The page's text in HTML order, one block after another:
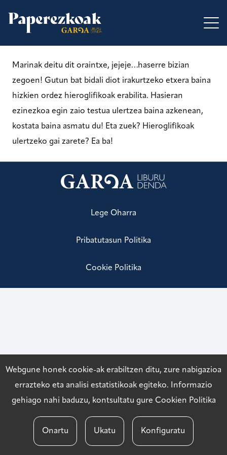
Marinak deitu dit oraintxe, jejeje…haserre bizian
zegoen! Gutun bat bidali diot irakurtzeko etxera baina
hizkien ordez hieroglifikoak erabilita. Hasieran
ezinezkoa egin zaio testua ulertzea baina azkenean,
kostata baina asmatu du! Eta zuek? Hieroglifikoak
ulertzeko gai zarete? Ea ba!
Lege Oharra
Pribatutasun Politika
Cookie Politika
Webgune honek cookie-ak erabiltzen ditu, zure nabigazioa
errazteko eta analisi estatistikoak egiteko. Informazio
gehiago nahi baduzu, kontsultatu gure Cookien Politika
Onartu Ukatu Konfiguratu